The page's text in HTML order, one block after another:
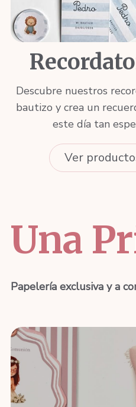
Descubre nuestros
bautizo y crea un
este día tan
Ver
Una
Papelería exclusiva y a